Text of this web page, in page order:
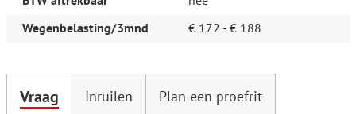
Wegenbelasting/3mnd
€ 172 - € 188
Vraag Inruilen Plan een proefrit